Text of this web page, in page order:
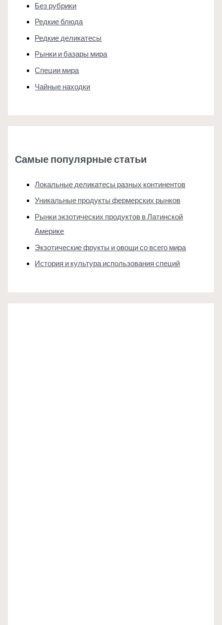
Без рубрики
Редкие блюда
Редкие деликатесы
Рынки и базары мира
Специи мира
Чайные находки
Самые популярные статьи
Локальные деликатесы разных континентов
Уникальные продукты фермерских рынков
Рынки экзотических продуктов в Латинской
Америке
Экзотические фрукты и овощи со всего мира
История и культура использования специй